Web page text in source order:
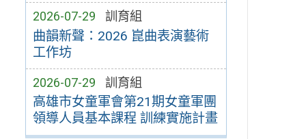
2026-07-29 訓育組
曲韻新聲：2026 崑曲表演藝術
工作坊
2026-07-29 訓育組
高雄市女童軍會第21期女童軍團
領導人員基本課程 訓練實施計畫